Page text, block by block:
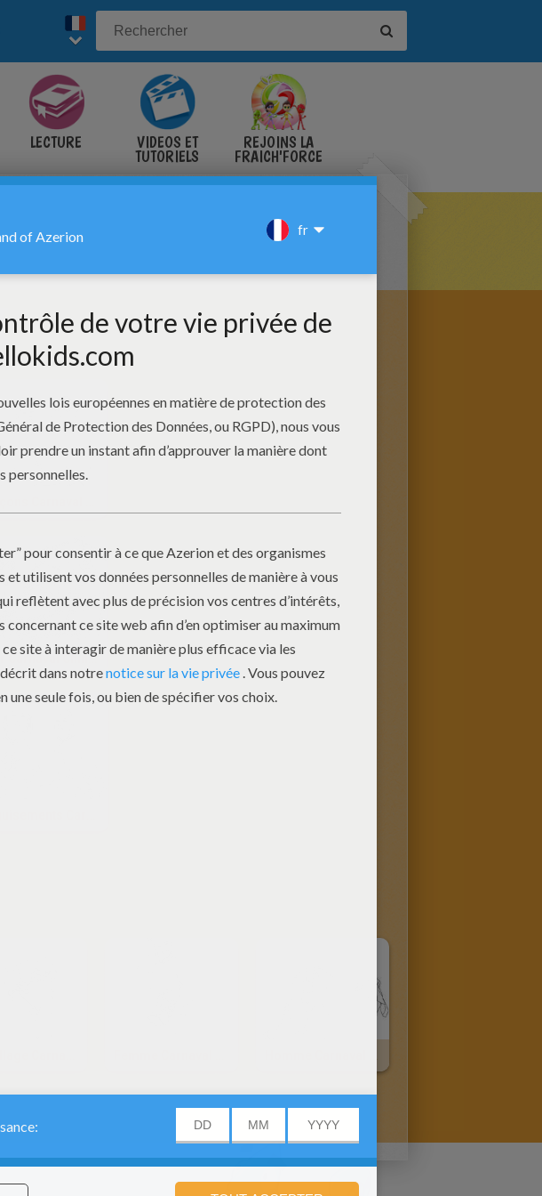
LECTURE VIDÉOS ET
TUTORIELS
REJOINS LA
FRAICH'FORCE
Char Carnaval Chinois À Colorier